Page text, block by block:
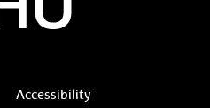
Accessibility